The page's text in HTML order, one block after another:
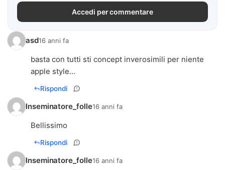
Accedi per commentare
asd16 anni fa
basta con tutti sti concept inverosimili per niente
apple style...
Rispondi
Inseminatore_folle16 anni fa
Bellissimo
Rispondi
Inseminatore_folle16 anni fa